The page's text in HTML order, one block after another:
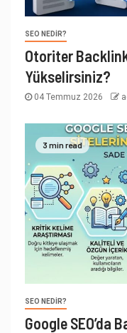
SEO NEDIR?
Otoriter Backlink
Yükselirsiniz?
04 Temmuz 2026
3 min read
SEO NEDIR?
Google SEO’da